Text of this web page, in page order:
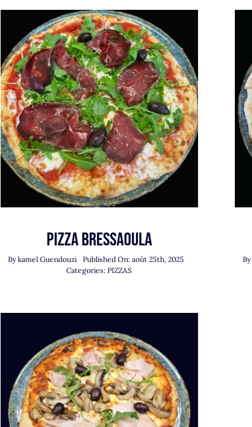
Pizza Bressaoula
Bykamel Guendouzi
Published On: août 25th, 2025
Categories:PIZZAS
By